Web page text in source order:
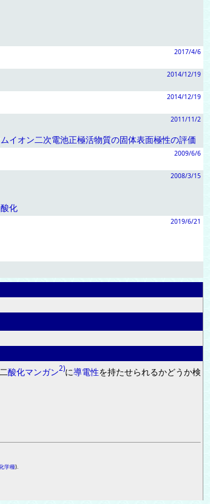
2017/4/6
2014/12/19
2014/12/19
2011/11/2
イオン二次電池正極活物質の固体表面極性の評価
2009/6/6
2008/3/15
化
2019/6/21
二酸化マンガン2)に導電性を持たせられるかどうか検
学種).